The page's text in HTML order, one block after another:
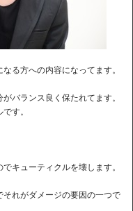
る方への内容になってます。
バランス良く保たれてます。
す。
キューティクルを壊します。
それがダメージの要因の一つで